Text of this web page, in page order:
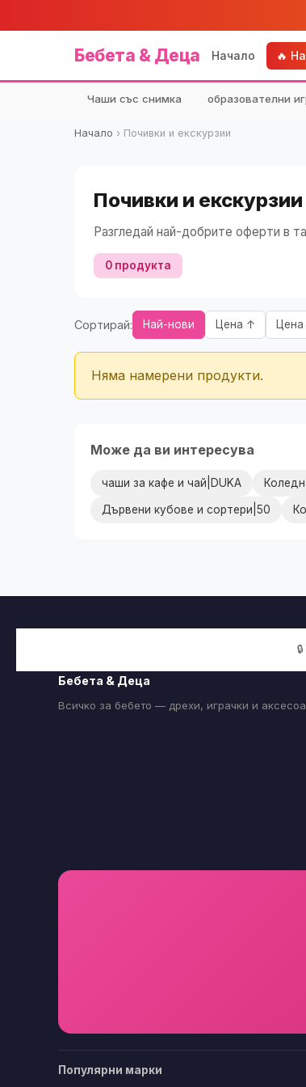
Бебета & Деца Начало 🔥
Чаши със снимка образователни
Начало › Почивки и екскурзии
Почивки и
Разгледай най-добрите оферти в
0 продукта
Сортирай: Най-нови Цена ↑
Няма намерени продукти.
Може да ви интересува
чаши за кафе и чай|DUKA
Дървени кубове и сортери|50
Бебета & Деца
Всичко за бебето — дрехи, играчки и
Популярни марки